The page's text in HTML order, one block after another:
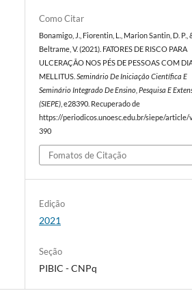
Como Citar
Bonamigo, J., Fiorentin, L., Marion Santin, D. P.,
Beltrame, V. (2021). FATORES DE RISCO PARA
ULCERAÇÃO NOS PÉS DE PESSOAS COM
MELLITUS.Seminário De Iniciação Científica E
Seminário Integrado De Ensino, Pesquisa E
(SIEPE) , e28390. Recuperado de
https://periodicos.unoesc.edu.br/siepe/
390
Fomatos de Citação
Edição
2021
Seção
PIBIC - CNPq